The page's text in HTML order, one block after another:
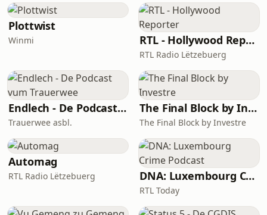
Plottwist
Winmi RTL - Hollywood Reporter
RTL Radio Lëtzebuerg
Endlech - De Podcast vum Trauerwee
Trauerwee asbl.
The Final Block by Investre
The Final Block by Investre
Automag
RTL Radio Lëtzebuerg DNA: Luxembourg Crime Podcast
RTL Today